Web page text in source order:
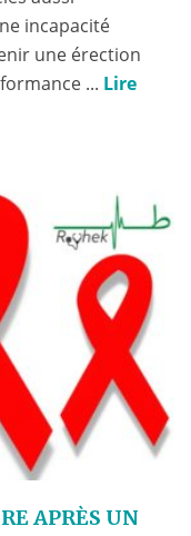
incapacité
une érection
... Lire
APRÈS UN